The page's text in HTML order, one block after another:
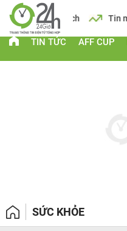
Lịch Tin mới
TIN TỨC AFF CUP
SỨC KHỎE